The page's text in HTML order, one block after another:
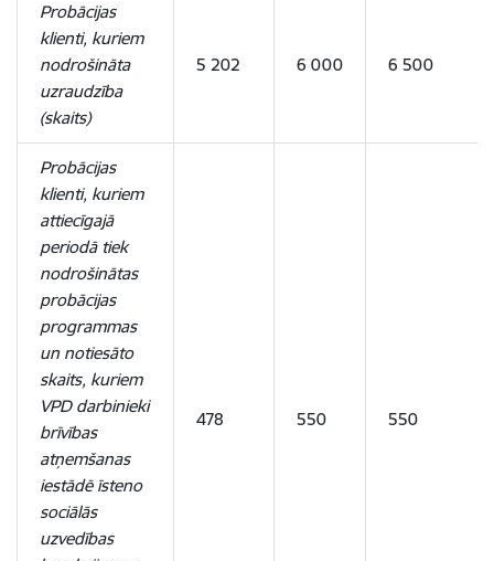
Probācijas
klienti, kuriem
nodrošināta
uzraudzība
(skaits)
5 202 6 000 6 500
Probācijas
klienti, kuriem
attiecīgajā
periodā tiek
nodrošinātas
probācijas
programmas
un notiesāto
skaits, kuriem
VPD darbinieki
brīvības
atņemšanas
iestādē īsteno
sociālās
uzvedības
478 550 550